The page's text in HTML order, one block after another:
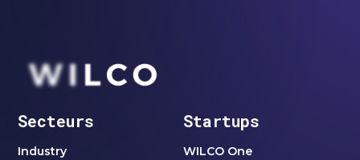
Secteurs
Industry
Startups
WILCO One